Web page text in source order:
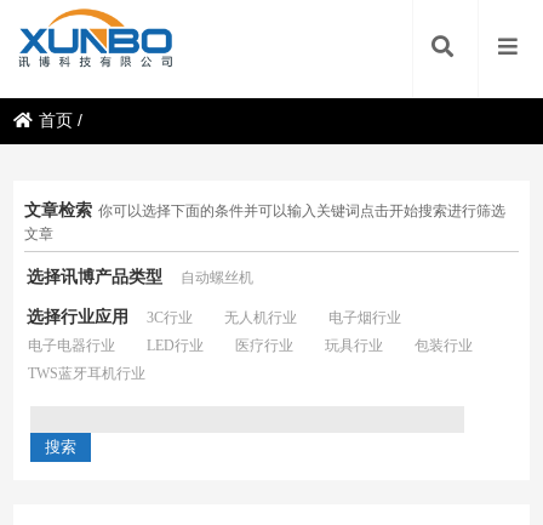
首页 /
文章检索 你可以选择下面的条件并可以输入关键词点击开始搜索进行筛选
文章
选择讯博产品类型 自动螺丝机
选择行业应用 3C行业 无人机行业
电子烟行业
电子电器行业
LED行业 医疗行业 玩具行业
包装行业
TWS蓝牙耳机行业